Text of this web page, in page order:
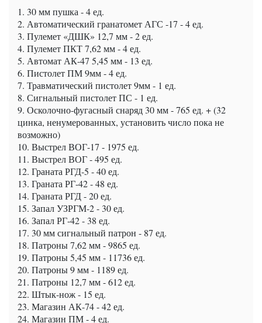
1. 30 мм пушка - 4 ед.
2. Автоматический гранатомет АГС -17 - 4 ед.
3. Пулемет «ДШК» 12,7 мм - 2 ед.
4. Пулемет ПКТ 7,62 мм - 4 ед.
5. Автомат АК-47 5,45 мм - 13 ед.
6. Пистолет ПМ 9мм - 4 ед.
7. Травматический пистолет 9мм - 1 ед.
8. Сигнальный пистолет ПС - 1 ед.
9. Осколочно-фугасный снаряд 30 мм - 765 ед. + (32
цинка, ненумерованных, установить число пока не
возможно)
10. Выстрел ВОГ-17 - 1975 ед.
11. Выстрел ВОГ - 495 ед.
12. Граната РГД-5 - 40 ед.
13. Граната РГ-42 - 48 ед.
14. Граната РГД - 20 ед.
15. Запал УЗРГМ-2 - 30 ед.
16. Запал РГ-42 - 38 ед.
17. 30 мм сигнальный патрон - 87 ед.
18. Патроны 7,62 мм - 9865 ед.
19. Патроны 5,45 мм - 11736 ед.
20. Патроны 9 мм - 1189 ед.
21. Патроны 12,7 мм - 612 ед.
22. Штык-нож - 15 ед.
23. Магазин АК-74 - 42 ед.
24. Магазин ПМ - 4 ед.